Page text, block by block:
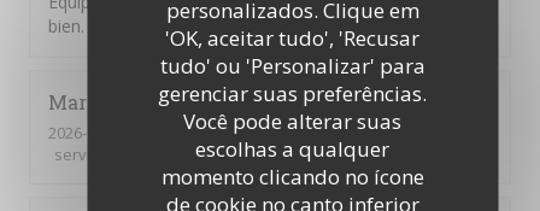
personalizados. Clique em
'OK, aceitar tudo', 'Recusar
tudo' ou 'Personalizar' para
gerenciar suas preferências.
Você pode alterar suas
escolhas a qualquer
momento clicando no ícone
de cookie no canto inferior
bien. Je recommande
Mariam
2026-07-14
- 19:00 - guests 6
service
ambience:5/5 menu: 3/5 quality_price